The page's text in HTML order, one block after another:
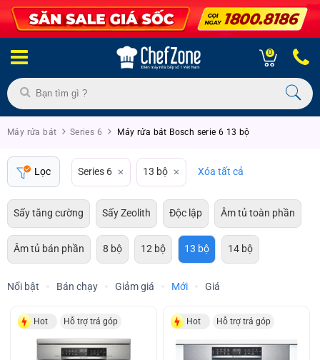
0
Máy rửa bát Series 6 Máy rửa bát Bosch serie 6 13 bộ
Lọc Series 6 13 bộ Xóa tất cả
Sấy tăng cường Sấy Zeolith Độc lập Âm tủ toàn phần
Âm tủ bán phần 8 bộ 12 bộ 13 bộ 14 bộ
Nổi bật Bán chạy Giảm giá Mới Giá
Hot Hỗ trợ trả góp Hot Hỗ trợ trả góp